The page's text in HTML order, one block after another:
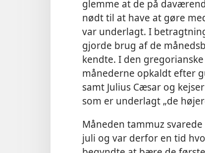
glemme at de på
nødt til at have at gøre
var underlagt. I
gjorde brug af de
kendte. I den
månederne opkaldt efter
samt Julius Cæsar og
som er underlagt „de
Måneden tammuz
juli og var derfor en tid